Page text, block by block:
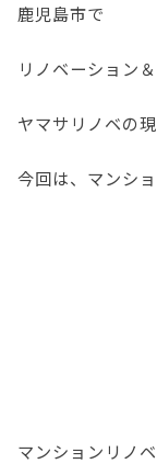
鹿児島市で
リノベーション
ヤマサリノベの現
今回は、マンシ
マンションリノ